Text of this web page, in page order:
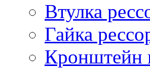
Втулка
Гайка
Кронштейн